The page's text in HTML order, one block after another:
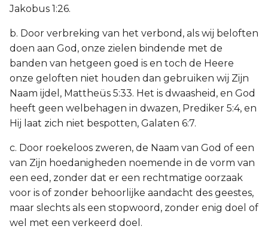
Jakobus 1:26.
b. Door verbreking van het verbond, als wij beloften
doen aan God, onze zielen bindende met de
banden van hetgeen goed is en toch de Heere
onze geloften niet houden dan gebruiken wij Zijn
Naam ijdel, Mattheüs 5:33. Het is dwaasheid, en God
heeft geen welbehagen in dwazen, Prediker 5:4, en
Hij laat zich niet bespotten, Galaten 6:7.
c. Door roekeloos zweren, de Naam van God of een
van Zijn hoedanigheden noemende in de vorm van
een eed, zonder dat er een rechtmatige oorzaak
voor is of zonder behoorlijke aandacht des geestes,
maar slechts als een stopwoord, zonder enig doel of
wel met een verkeerd doel.